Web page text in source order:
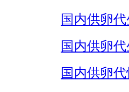
国内供卵
国内供卵代
国内供卵